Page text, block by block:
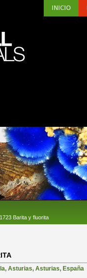
INICIO
Barita y fluorita
, Asturias, Asturias, España